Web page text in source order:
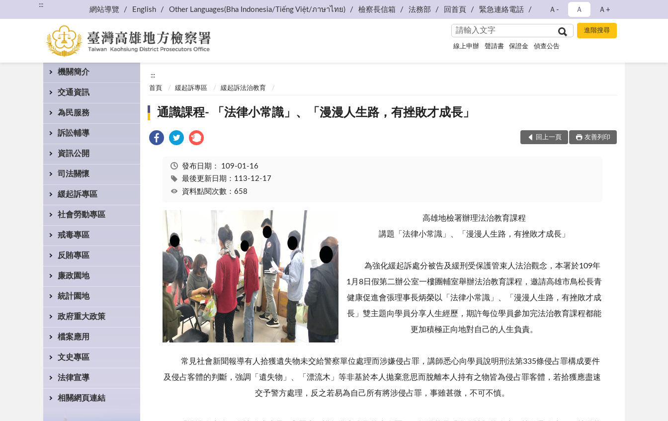
:::
網站導覽 English Other Languages(Bha Indonesia/Tiếng Việt/ภาษาไทย) 檢察長信箱 法務部 回首頁 緊急連絡電話 Ａ- Ａ Ａ+
線上申辦 聲請書 保證金 偵查公告
機關簡介
交通資訊
為民服務
訴訟輔導
資訊公開
司法關懷
緩起訴專區
社會勞動專區
戒毒專區
反賄專區
廉政園地
統計園地
政府重大政策
檔案應用
文史專區
法律宣導
相關網頁連結
:::
首頁 緩起訴專區 緩起訴法治教育
通識課程- 「法律小常識」、「漫漫人生路，有挫敗才成長」
回上一頁 友善列印
發布日期： 109-01-16
最後更新日期：113-12-17
資料點閱次數：658
高雄地檢署辦理法治教育課程
講題「法律小常識」、「漫漫人生路，有挫敗才成長」
為強化緩起訴處分被告及緩刑受保護管束人法治觀念，本署於109年
1月8日假第二辦公室一樓團輔室舉辦法治教育課程，邀請高雄市鳥松長青
健康促進會張理事長炳榮以「法律小常識」、「漫漫人生路，有挫敗才成
長」雙主題向學員分享人生經歷，期許每位學員參加完法治教育課程都能
更加積極正向地對自己的人生負責。
常見社會新聞報導有人拾獲遺失物未交給警察單位處理而涉嫌侵占罪，講師悉心向學員說明刑法第335條侵占罪構成要件
及侵占客體的判斷，強調「遺失物」、「漂流木」等非基於本人拋棄意思而脫離本人持有之物皆為侵占罪客體，若拾獲應盡速
交予警方處理，反之若易為自己所有將涉侵占罪，事雖甚微，不可不慎。